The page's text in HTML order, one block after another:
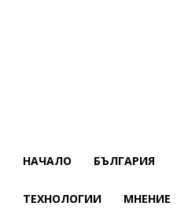
НАЧАЛО БЪЛГАРИЯ
ТЕХНОЛОГИИ МНЕНИЕ